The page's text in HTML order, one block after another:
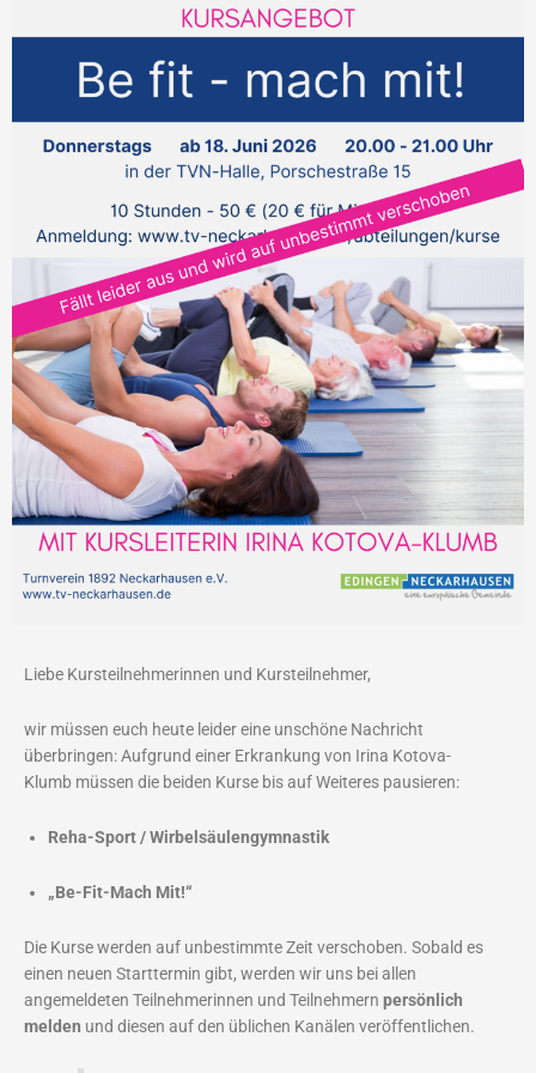
Liebe Kursteilnehmerinnen und Kursteilnehmer,
wir müssen euch heute leider eine unschöne Nachricht
überbringen: Aufgrund einer Erkrankung von Irina Kotova-
Klumb müssen die beiden Kurse bis auf Weiteres pausieren:
Reha-Sport / Wirbelsäulengymnastik
„Be-Fit-Mach Mit!“
Die Kurse werden auf unbestimmte Zeit verschoben. Sobald es
einen neuen Starttermin gibt, werden wir uns bei allen
angemeldeten Teilnehmerinnen und Teilnehmern persönlich
melden und diesen auf den üblichen Kanälen veröffentlichen.